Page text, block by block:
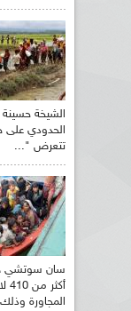
الشيخة حسينة
الحدودي على
تتعرض "...
سان سوتشي
المجاورة